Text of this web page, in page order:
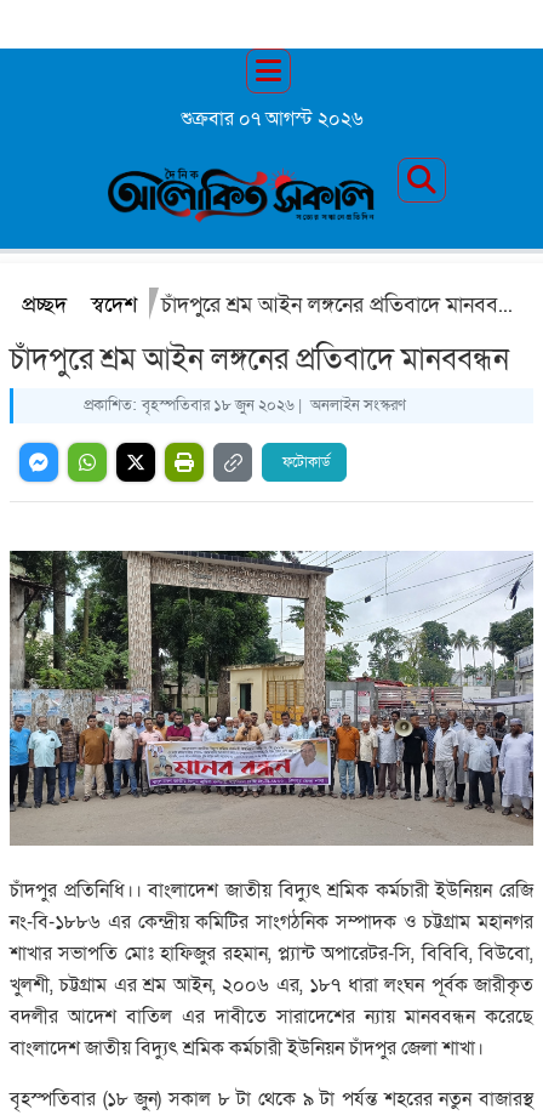
শুক্রবার ০৭ আগস্ট ২০২৬
প্রচ্ছদ স্বদেশ চাঁদপুরে শ্রম আইন লঙ্গনের প্রতিবাদে মানববন্ধন
চাঁদপুরে শ্রম আইন লঙ্গনের প্রতিবাদে মানববন্ধন
প্রকাশিত: বৃহস্পতিবার ১৮ জুন ২০২৬ | অনলাইন সংস্করণ
ফটোকার্ড
চাঁদপুর প্রতিনিধি।। বাংলাদেশ জাতীয় বিদ্যুৎ শ্রমিক কর্মচারী ইউনিয়ন রেজি
নং-বি-১৮৮৬ এর কেন্দ্রীয় কমিটির সাংগঠনিক সম্পাদক ও চট্টগ্রাম মহানগর
শাখার সভাপতি মোঃ হাফিজুর রহমান, প্ল্যান্ট অপারেটর-সি, বিবিবি, বিউবো,
খুলশী, চট্টগ্রাম এর শ্রম আইন, ২০০৬ এর, ১৮৭ ধারা লংঘন পূর্বক জারীকৃত
বদলীর আদেশ বাতিল এর দাবীতে সারাদেশের ন্যায় মানববন্ধন করেছে
বাংলাদেশ জাতীয় বিদ্যুৎ শ্রমিক কর্মচারী ইউনিয়ন চাঁদপুর জেলা শাখা।
বৃহস্পতিবার (১৮ জুন) সকাল ৮ টা থেকে ৯ টা পর্যন্ত শহরের নতুন বাজারস্থ